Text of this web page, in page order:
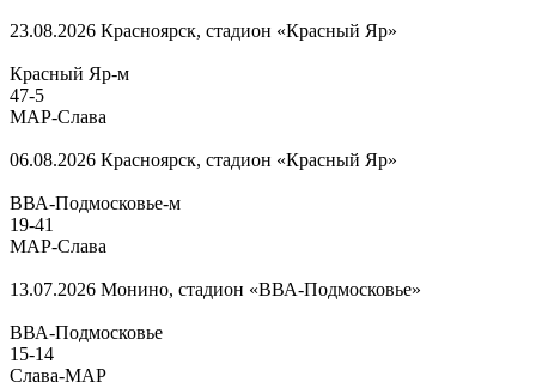
23.08.2026 Красноярск, стадион «Красный Яр»
Красный Яр-м
47-5
МАР-Слава
06.08.2026 Красноярск, стадион «Красный Яр»
ВВА-Подмосковье-м
19-41
МАР-Слава
13.07.2026 Монино, стадион «ВВА-Подмосковье»
ВВА-Подмосковье
15-14
Слава-МАР